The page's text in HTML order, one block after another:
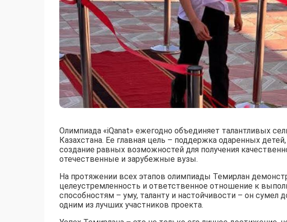
Олимпиада «iQanat» ежегодно объединяет талантливых
Казахстана. Ее главная цель – поддержка одаренных
создание равных возможностей для получения
отечественные и зарубежные вузы.
На протяжении всех этапов олимпиады Темирлан
целеустремленность и ответственное отношение к
способностям – уму, таланту и настойчивости – он сумел
одним из лучших участников проекта.